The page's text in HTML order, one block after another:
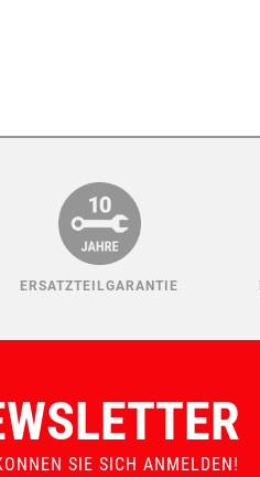
ERSATZTEILGARANTIE
SIE SICH ANMELDEN!